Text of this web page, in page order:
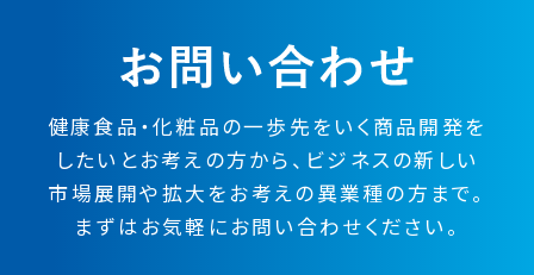
健康食品・化粧品の一歩先をいく 商品開発を
したい とお考えの方から、 ビジネスの新しい
市場展開や拡大をお考えの異業種の方まで。
まずはお気軽にお問い合わせください。